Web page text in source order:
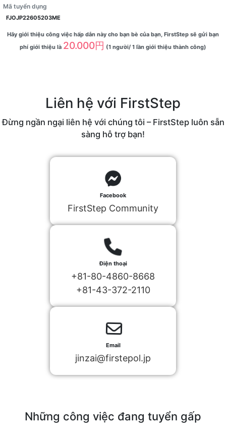
Mã tuyển dụng
FJOJP22605203ME
Hãy giới thiệu công việc hấp dẫn này cho bạn bè của bạn, FirstStep sẽ gửi bạn
phí giới thiệu là 20.000円 (1 người/ 1 lần giới thiệu thành công)
Liên hệ với FirstStep
Đừng ngần ngại liên hệ với chúng tôi – FirstStep luôn sẵn
sàng hỗ trợ bạn!
Facebook
FirstStep Community
Điện thoại
+81-80-4860-8668
+81-43-372-2110
Email
jinzai@firstepol.jp
Những công việc đang tuyển gấp